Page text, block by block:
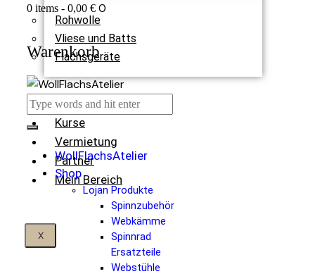
Rohwolle
Vliese und Batts
Flachsgeräte
Termine
Kurse
Vermietung
Partner
Mein Bereich
X
0 items - 0,00 € 0
Warenkorb
WollFlachsAtelier
Shop
Lojan Produkte
Spinnzubehör
Webkämme
Spinnrad
Ersatzteile
Webstühle